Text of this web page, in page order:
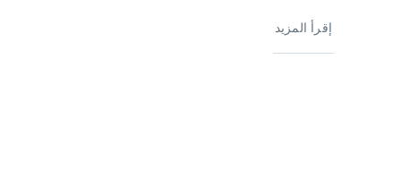
إقرأ المزيد